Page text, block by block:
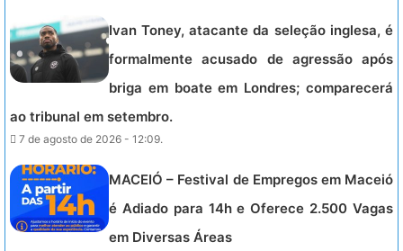
Ivan Toney, atacante da seleção inglesa, é
formalmente acusado de agressão após
briga em boate em Londres; comparecerá
ao tribunal em setembro.
7 de agosto de 2026 - 12:09.
MACEIÓ – Festival de Empregos em Maceió
é Adiado para 14h e Oferece 2.500 Vagas
em Diversas Áreas